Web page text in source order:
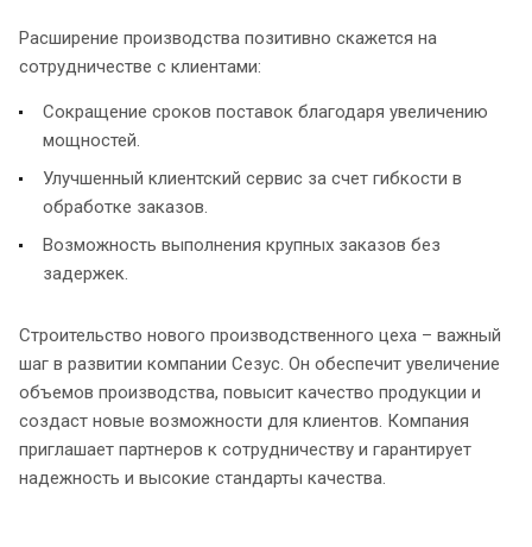
Расширение производства позитивно скажется на
сотрудничестве с клиентами:
Сокращение сроков поставок благодаря увеличению
мощностей.
Улучшенный клиентский сервис за счет гибкости в
обработке заказов.
Возможность выполнения крупных заказов без
задержек.
Строительство нового производственного цеха – важный
шаг в развитии компании Сезус. Он обеспечит увеличение
объемов производства, повысит качество продукции и
создаст новые возможности для клиентов. Компания
приглашает партнеров к сотрудничеству и гарантирует
надежность и высокие стандарты качества.